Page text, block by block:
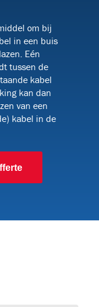
om bij
in een buis
Eén
tussen de
kabel
kan dan
van een
kabel in de